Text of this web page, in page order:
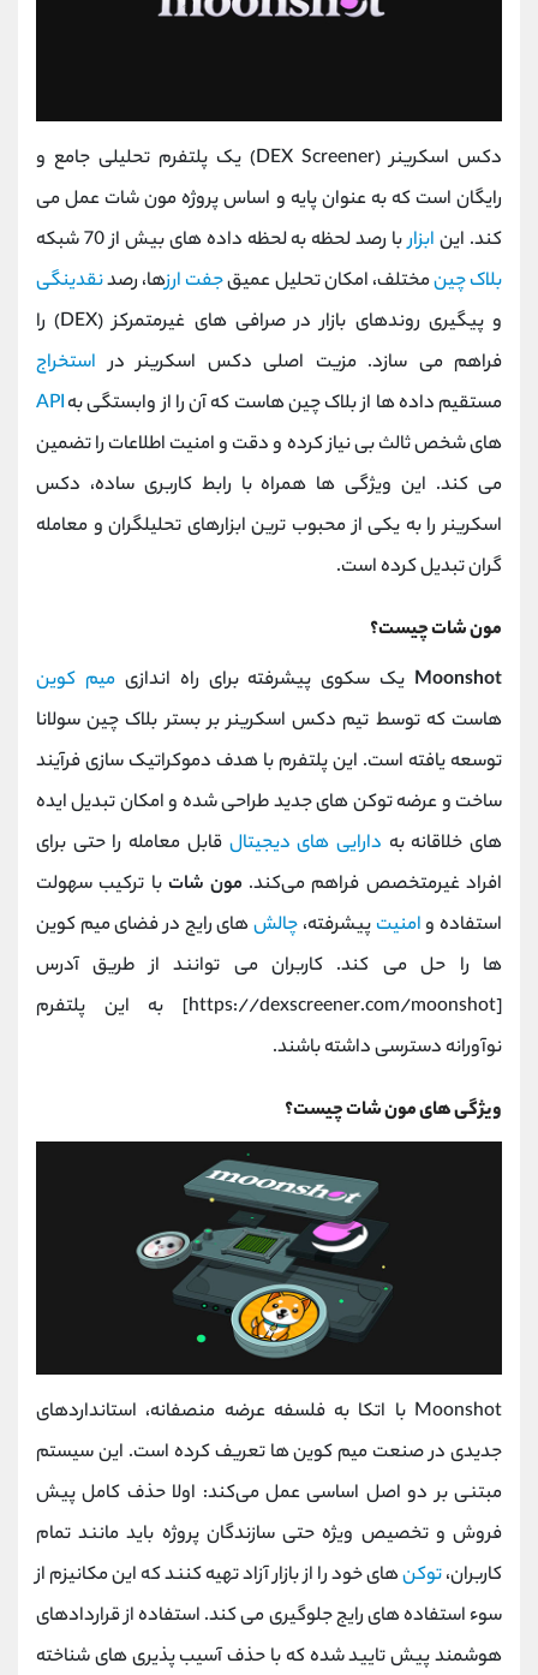
دکس اسکرینر (DEX Screener) یک پلتفرم تحلیلی جامع و
رایگان است که به‌ عنوان پایه و اساس پروژه مون شات عمل می
کند. این ابزاربا رصد لحظه ‌به ‌لحظه داده ‌های بیش از 70 شبکه
بلاک ‌چینمختلف، امکان تحلیل عمیقجفت ‌ارزها، رصدنقدینگی
و پیگیری روندهای بازار در صرافی ‌های غیرمتمرکز (DEX) را
فراهم می ‌سازد. مزیت اصلی دکس اسکرینر در استخراج
مستقیم داده ‌ها از بلاک ‌چین‌ هاست که آن را از وابستگی بهAPI
های شخص ثالث بی ‌نیاز کرده و دقت و امنیت اطلاعات را تضمین
می کند. این ویژگی ‌ها همراه با رابط کاربری ساده، دکس
اسکرینر را به یکی از محبوب ‌ترین ابزارهای تحلیلگران و معامله
‌گران تبدیل کرده است.
مون شات چیست؟
Moonshot یک سکوی پیشرفته برای راه ‌اندازیمیم‌ کوین
‌هاست که توسط تیم دکس اسکرینر بر بستر بلاک ‌چین سولانا
توسعه یافته است. این پلتفرم با هدف دموکراتیک ‌سازی فرآیند
ساخت و عرضه توکن‌ های جدید طراحی شده و امکان تبدیل ایده‌
های خلاقانه به دارایی ‌های دیجیتال قابل معامله را حتی برای
افراد غیرمتخصص فراهم می‌کند. مون شاتبا ترکیب سهولت
استفاده وامنیت پیشرفته، چالش‌های رایج در فضای میم‌ کوین
‌ها را حل می کند. کاربران می ‌توانند از طریق آدرس
[https://dexscreener.com/moonshot] به این پلتفرم
نوآورانه دسترسی داشته باشند.
ویژگی های مون شات چیست؟
Moonshot با اتکا به فلسفه عرضه منصفانه، استانداردهای
جدیدی در صنعت میم‌ کوین ‌ها تعریف کرده است. این سیستم
مبتنی بر دو اصل اساسی عمل می‌کند: اولا حذف کامل پیش
‌فروش و تخصیص ویژه حتی سازندگان پروژه باید مانند تمام
کاربران،توکن‌های خود را از بازار آزاد تهیه کنند که این مکانیزم از
سوء استفاده‌ های رایج جلوگیری می کند. استفاده از قراردادهای
هوشمند پیش‌ تایید شده که با حذف آسیب‌ پذیری ‌های شناخته